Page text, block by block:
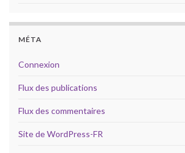
MÉTA
Connexion
Flux des publications
Flux des commentaires
Site de WordPress-FR